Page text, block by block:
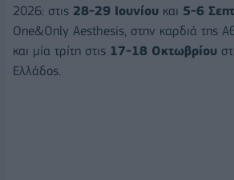
2026: στις 28-29 Ιουνίου και 5-6
One&Only Aesthesis, στην καρδιά της
και μία τρίτη στις 17-18 Οκτωβρίου
Ελλάδος.